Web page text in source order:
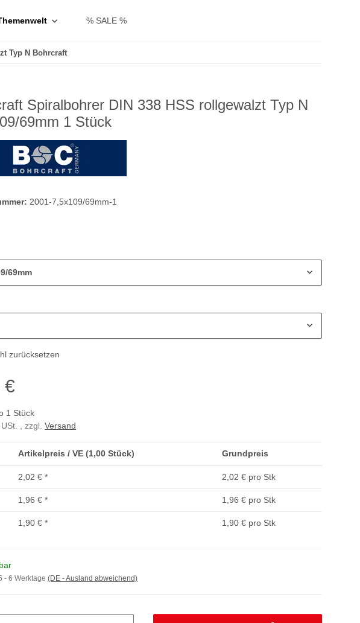
% SALE %
Typ N Bohrcraft
Spiralbohrer DIN 338 HSS rollgewalzt Typ N
69mm 1 Stück
2001-7,5x109/69mm-1
69mm
zurücksetzen
€
1 Stück
, zzgl. Versand
Artikelpreis / VE (1,00 Stück) Grundpreis
2,02 € * 2,02 € pro Stk
1,96 € * 1,96 € pro Stk
1,90 € * 1,90 € pro Stk
- 6 Werktage (DE - Ausland abweichend)